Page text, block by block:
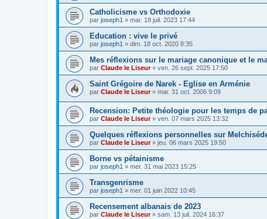
Catholicisme vs Orthodoxie
par joseph1 » mar. 18 juil. 2023 17:44
Education : vive le privé
par joseph1 » dim. 18 oct. 2020 8:35
Mes réflexions sur le mariage canonique et le
par Claude le Liseur» ven. 26 sept. 2025 17:50
Saint Grégoire de Narek - Eglise en Arménie
par Claude le Liseur» mar. 31 oct. 2006 9:09
Recension: Petite théologie pour les temps de
par Claude le Liseur» ven. 07 mars 2025 13:32
Quelques réflexions personnelles sur
par Claude le Liseur» jeu. 06 mars 2025 19:50
Borne vs pétainisme
par joseph1 » mer. 31 mai 2023 15:25
Transgenrisme
par joseph1 » mer. 01 juin 2022 10:45
Recensement albanais de 2023
par Claude le Liseur» sam. 13 juil. 2024 16:37